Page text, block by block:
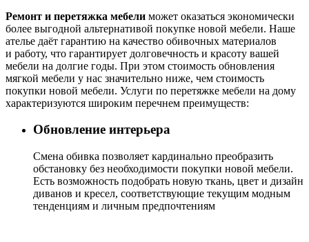
Ремонт и перетяжка мебели может оказаться экономически
более выгодной альтернативой покупке новой мебели. Наше
ателье даёт гарантию на качество обивочных материалов
и работу, что гарантирует долговечность и красоту вашей
мебели на долгие годы. При этом стоимость обновления
мягкой мебели у нас значительно ниже, чем стоимость
покупки новой мебели. Услуги по перетяжке мебели на дому
характеризуются широким перечнем преимуществ:
Обновление интерьера
Cмена обивка позволяет кардинально преобразить
обстановку без необходимости покупки новой мебели.
Есть возможность подобрать новую ткань, цвет и дизайн
диванов и кресел, соответствующие текущим модным
тенденциям и личным предпочтениям